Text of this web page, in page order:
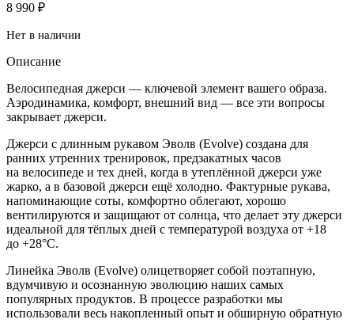
8 990 ₽
Нет в наличии
Описание
Велосипедная джерси — ключевой элемент вашего образа.
Аэродинамика, комфорт, внешний вид — все эти вопросы
закрывает джерси.
Джерси с длинным рукавом Эволв (Evolve) создана для
ранних утренних тренировок, предзакатных часов
на велосипеде и тех дней, когда в утеплённой джерси уже
жарко, а в базовой джерси ещё холодно. Фактурные рукава,
напоминающие соты, комфортно облегают, хорошо
вентилируются и защищают от солнца, что делает эту джерси
идеальной для тёплых дней с температурой воздуха от +18
до +28°C.
Линейка Эволв (Evolve) олицетворяет собой поэтапную,
вдумчивую и осознанную эволюцию наших самых
популярных продуктов. В процессе разработки мы
использовали весь накопленный опыт и обширную обратную